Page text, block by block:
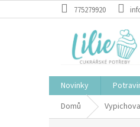
na
775279920
Novinky
Domů